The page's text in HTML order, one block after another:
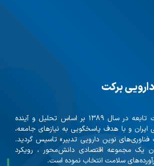
برکت
با بیش از ۲۰ شرکت تابعه در سال ۱۳۸۹ بر اساس تحلیل و آینده
ایران و با هدف پاسخگویی به نیازهای جامعه،
نوین دارویی تدبیر» تاسیس گردید.
یک مجموعه اقتصادی دانش‌محور ، رویکرد
سلامت انتخاب نموده است.